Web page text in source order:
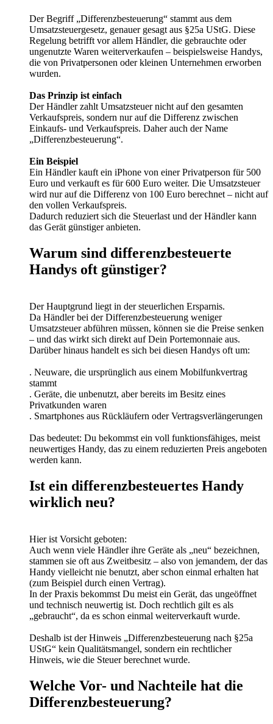
Der Begriff „Differenzbesteuerung“ stammt aus dem
Umsatzsteuergesetz, genauer gesagt aus §25a UStG. Diese
Regelung betrifft vor allem Händler, die gebrauchte oder
ungenutzte Waren weiterverkaufen – beispielsweise Handys,
die von Privatpersonen oder kleinen Unternehmen erworben
wurden.
Das Prinzip ist einfach
Der Händler zahlt Umsatzsteuer nicht auf den gesamten
Verkaufspreis, sondern nur auf die Differenz zwischen
Einkaufs- und Verkaufspreis. Daher auch der Name
„Differenzbesteuerung“.
Ein Beispiel
Ein Händler kauft ein iPhone von einer Privatperson für 500
Euro und verkauft es für 600 Euro weiter. Die Umsatzsteuer
wird nur auf die Differenz von 100 Euro berechnet – nicht auf
den vollen Verkaufspreis.
Dadurch reduziert sich die Steuerlast und der Händler kann
das Gerät günstiger anbieten.
Warum sind differenzbesteuerte
Handys oft günstiger?
Der Hauptgrund liegt in der steuerlichen Ersparnis.
Da Händler bei der Differenzbesteuerung weniger
Umsatzsteuer abführen müssen, können sie die Preise senken
– und das wirkt sich direkt auf Dein Portemonnaie aus.
Darüber hinaus handelt es sich bei diesen Handys oft um:
. Neuware, die ursprünglich aus einem Mobilfunkvertrag
stammt
. Geräte, die unbenutzt, aber bereits im Besitz eines
Privatkunden waren
. Smartphones aus Rückläufern oder Vertragsverlängerungen
Das bedeutet: Du bekommst ein voll funktionsfähiges, meist
neuwertiges Handy, das zu einem reduzierten Preis angeboten
werden kann.
Ist ein differenzbesteuertes Handy
wirklich neu?
Hier ist Vorsicht geboten:
Auch wenn viele Händler ihre Geräte als „neu“ bezeichnen,
stammen sie oft aus Zweitbesitz – also von jemandem, der das
Handy vielleicht nie benutzt, aber schon einmal erhalten hat
(zum Beispiel durch einen Vertrag).
In der Praxis bekommst Du meist ein Gerät, das ungeöffnet
und technisch neuwertig ist. Doch rechtlich gilt es als
„gebraucht“, da es schon einmal weiterverkauft wurde.
Deshalb ist der Hinweis „Differenzbesteuerung nach §25a
UStG“ kein Qualitätsmangel, sondern ein rechtlicher
Hinweis, wie die Steuer berechnet wurde.
Welche Vor- und Nachteile hat die
Differenzbesteuerung?